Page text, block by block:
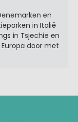
en
in Italië
in Tsjechië en
door met